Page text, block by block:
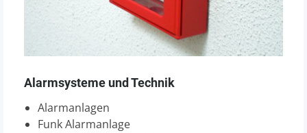
Alarmsysteme und Technik
Alarmanlagen
Funk Alarmanlage